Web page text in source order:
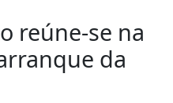
reúne-se na
da